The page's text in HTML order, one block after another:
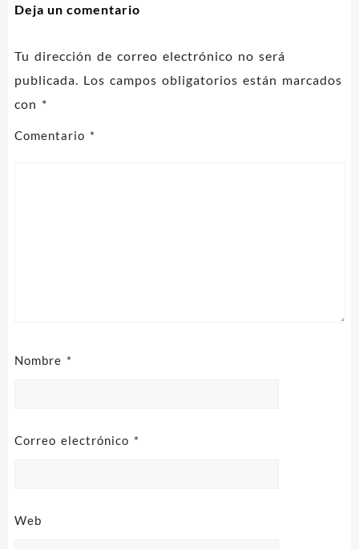
Deja un comentario
Tu dirección de correo electrónico no será
publicada. Los campos obligatorios están marcados
con *
Comentario *
Nombre *
Correo electrónico *
Web